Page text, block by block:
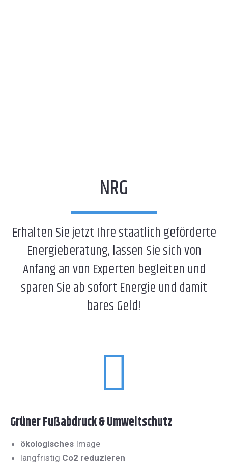
NRG
Erhalten Sie jetzt Ihre staatlich geförderte
Energieberatung, lassen Sie sich von
Anfang an von Experten begleiten und
sparen Sie ab sofort Energie und damit
bares Geld!
Grüner Fußabdruck & Umweltschutz
ökologisches Image
langfristig Co2 reduzieren